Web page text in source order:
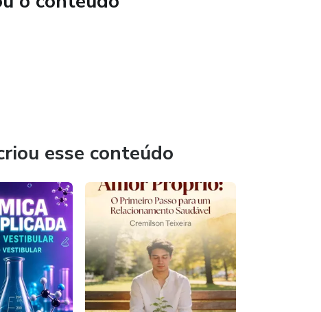
TEMPO!
anos procurando a "forma perfeita" de ganhar dinheiro e acabam
esse conteúdo